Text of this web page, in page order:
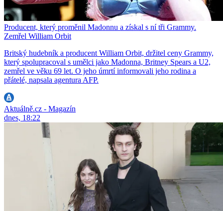
Producent, který proměnil Madonnu a získal s ní tři Grammy.
Zemřel William Orbit
Britský hudebník a producent William Orbit, držitel ceny Grammy,
který spolupracoval s umělci jako Madonna, Britney Spears a U2,
zemřel ve věku 69 let. O jeho úmrtí informovali jeho rodina a
přátelé, napsala agentura AFP.
Aktuálně.cz - Magazín
dnes, 18:22